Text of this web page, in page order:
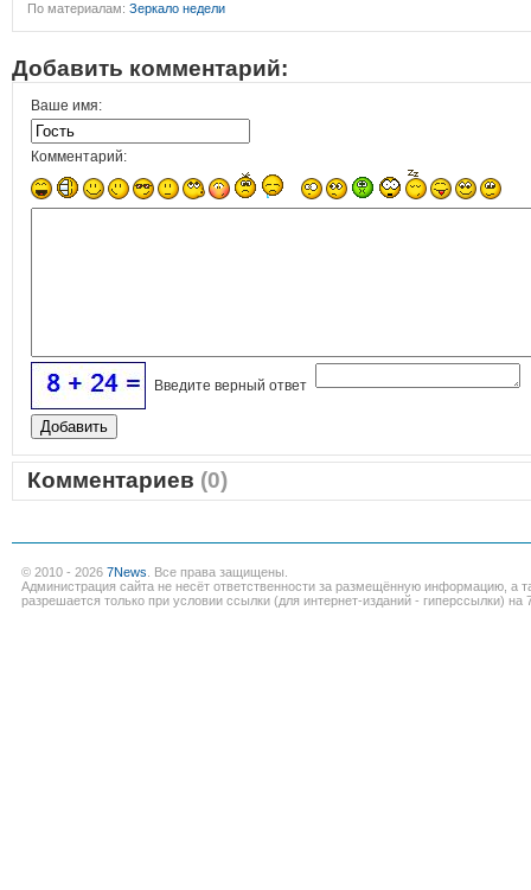
По материалам: Зеркало недели
Добавить комментарий:
Ваше имя:
Комментарий:
Введите верный ответ
Комментариев (0)
© 2010 - 2026 7News . Все права защищены.
Администрация сайта не несёт ответственности за размещённую информацию, а
разрешается только при условии ссылки (для интернет-изданий - гиперссылки) на